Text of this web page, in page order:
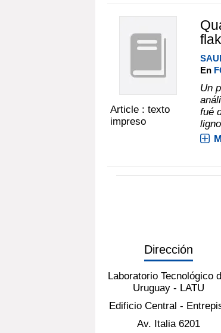
Article : texto
impreso
En
Un
fué
Dirección
Laboratorio Tecnológico
Uruguay - LATU
Edificio Central -
Av. Italia 6201